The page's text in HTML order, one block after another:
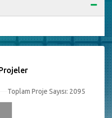
Toplam Proje Sayısı: 2095